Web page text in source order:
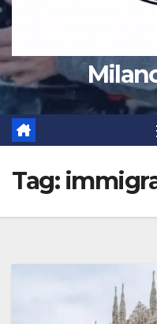
Tag: